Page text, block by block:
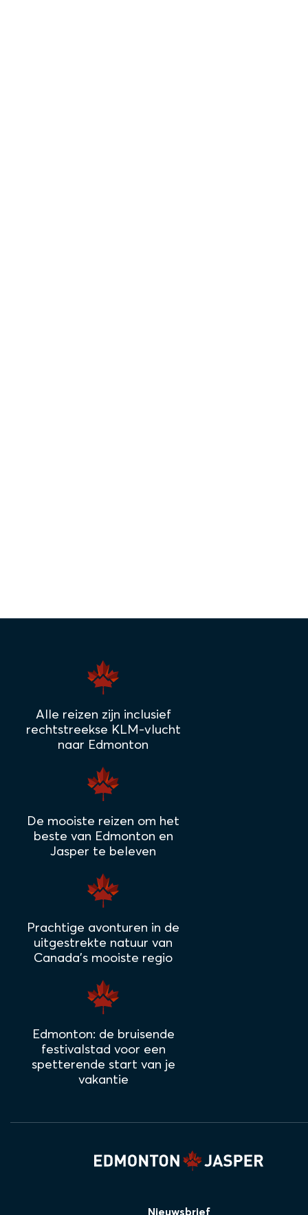
Alle reizen zijn inclusief
rechtstreekse KLM-vlucht
naar Edmonton
De mooiste reizen om het
beste van Edmonton en
Jasper te beleven
Prachtige avonturen in de
uitgestrekte natuur van
Canada's mooiste regio
Edmonton: de bruisende
festivalstad voor een
spetterende start van je
vakantie
Nieuwsbrief